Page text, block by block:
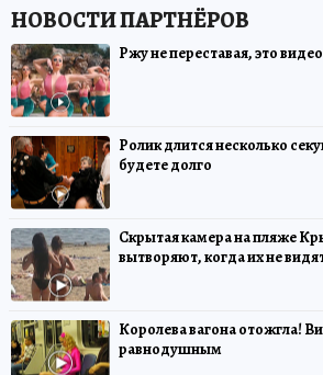
Ржу не переставая, это
Ролик длится несколько
будете долго
Скрытая камера на пляже
вытворяют, когда их не
Королева вагона отожгла!
равнодушным